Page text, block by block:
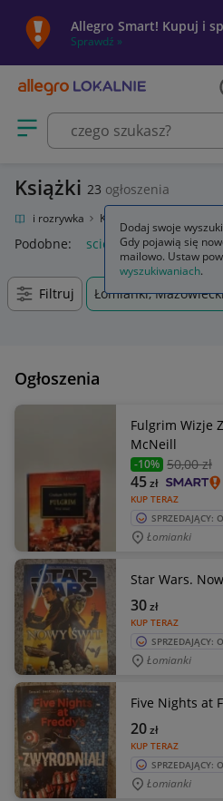
Allegro Smart! Kupuj i
Sprawdź »
Otwórz menu z kategoriami
Książki 23 ogłoszenia
i rozrywka Książki
Podobne: science fiction
Filtruj Łomianki,
Ogłoszenia
Fulgrim Wizje
McNeill
-10% 50,00 zł
KUP TERAZ
45zł
SPRZEDAJĄCY:
Łomianki
Star Wars.
KUP TERAZ
30zł
SPRZEDAJĄCY:
Łomianki
Five Nights at
KUP TERAZ
20zł
SPRZEDAJĄCY:
Łomianki
Dodaj swoje
Gdy pojawią się
mailowo. Ustaw
wyszukiwaniach.